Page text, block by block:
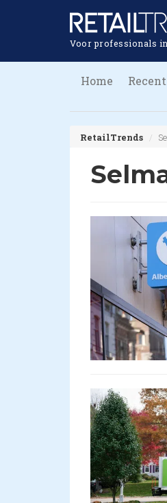
Voor professionals
Home Recent
RetailTrends